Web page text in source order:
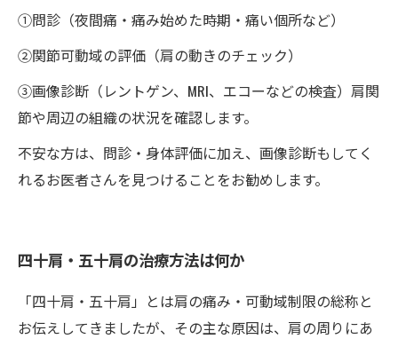
①問診（夜間痛・痛み始めた時期・痛い個所など）
②関節可動域の評価（肩の動きのチェック）
③画像診断（レントゲン、MRI、エコーなどの検査）肩関
節や周辺の組織の状況を確認します。
不安な方は、問診・身体評価に加え、画像診断もしてく
れるお医者さんを見つけることをお勧めします。
四十肩・五十肩の治療方法は何か
「四十肩・五十肩」とは肩の痛み・可動域制限の総称と
お伝えしてきましたが、その主な原因は、肩の周りにあ